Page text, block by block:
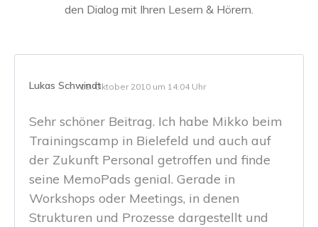
den Dialog mit Ihren Lesern & Hörern.
Lukas Schwindt19. Oktober 2010 um 14:04 Uhr
Sehr schöner Beitrag. Ich habe Mikko beim
Trainingscamp in Bielefeld und auch auf
der Zukunft Personal getroffen und finde
seine MemoPads genial. Gerade in
Workshops oder Meetings, in denen
Strukturen und Prozesse dargestellt und